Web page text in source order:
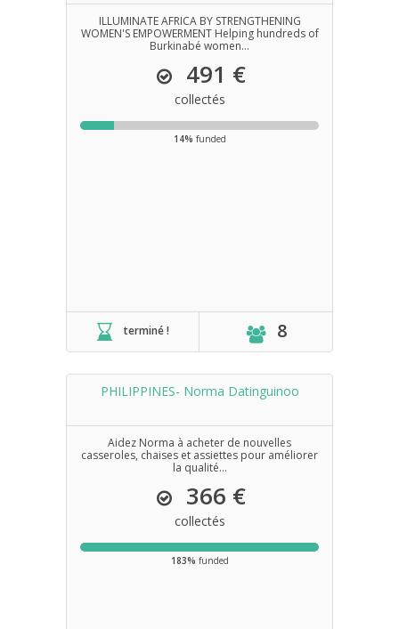
ILLUMINATE AFRICA BY STRENGTHENING
WOMEN'S EMPOWERMENT Helping hundreds of
Burkinabé women...
491 €
collectés
14% funded
terminé ! 8
PHILIPPINES- Norma Datinguinoo
Aidez Norma à acheter de nouvelles
casseroles, chaises et assiettes pour améliorer
la qualité...
366 €
collectés
183% funded